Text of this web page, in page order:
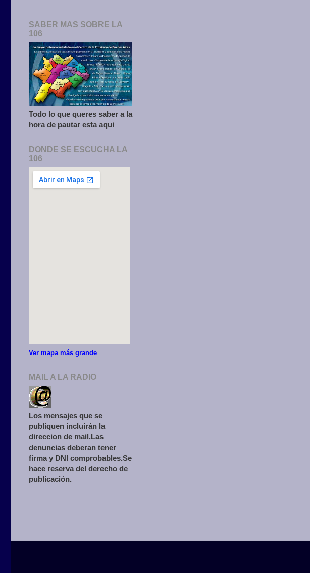
SABER MAS SOBRE LA
106
Todo lo que queres saber a la
hora de pautar esta aqui
DONDE SE ESCUCHA LA
106
Ver mapa más grande
MAIL A LA RADIO
Los mensajes que se
publiquen incluirán la
direccion de mail.Las
denuncias deberan tener
firma y DNI comprobables.Se
hace reserva del derecho de
publicación.